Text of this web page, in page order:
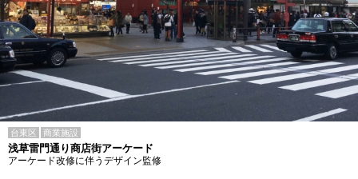
台東区 商業施設
浅草雷門通り商店街アーケード
アーケード改修に伴うデザイン監修